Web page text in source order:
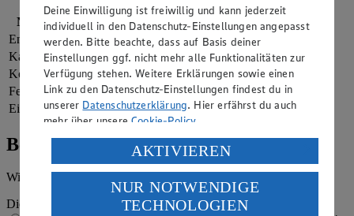
Nährwerte
pro Portion
Energie
1.423 kj (17 %)
Kalorien
340 kcal (17 %)
Kohlenhydrate 23 g
Fett
23 g
Eiweiß
8 g
Bewertung
Wie hat es dir geschmeckt?
Die Bewertung wird automatisch gespeichert
Deine Einwilligung ist freiwillig und kann jederzeit
individuell in den Datenschutz-Einstellungen angepasst
werden. Bitte beachte, dass auf Basis deiner
Einstellungen ggf. nicht mehr alle Funktionalitäten zur
Verfügung stehen. Weitere Erklärungen sowie einen
Link zu den Datenschutz-Einstellungen findest du in
unserer Datenschutzerklärung. Hier erfährst du auch
mehr über unsereCookie-Policy.
Verarbeitung deiner personenbezogenen Daten in den
USA durch Facebook und YouTube:
Wenn du auf „Aktivieren“ klickst, willigst du im Sinne
des Art. 49 Abs. 1 Satz 1 lit. a) DSGVO ein, dass deine
AKTIVIEREN
NUR NOTWENDIGE
TECHNOLOGIEN